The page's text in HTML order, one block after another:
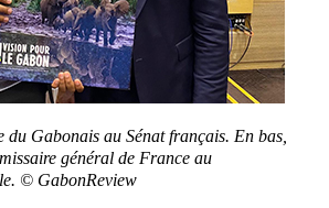
du Gabonais au Sénat français. En bas,
général de France au
© GabonReview